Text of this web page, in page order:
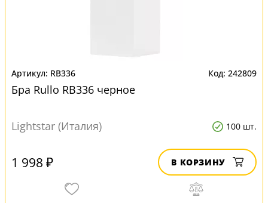
RB336 242809
Бра Rullo RB336 черное
Lightstar (Италия) 100 шт.
1 998 ₽ В КОРЗИНУ